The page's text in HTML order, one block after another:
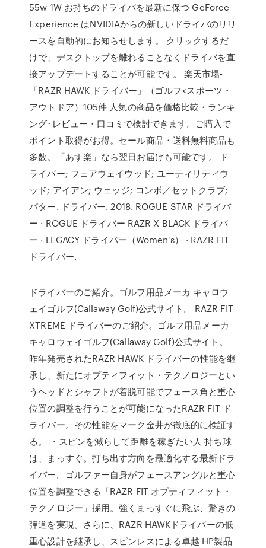
55w 1W お持ちのドライバを最新に保つ GeForce
Experience はNVIDIAからの新しいドライバのリリ
ースを自動的にお知らせします。 クリックするだ
けで、デスクトップを離れることなくドライバを直
接アップデートすることが可能です。 楽天市場-
「RAZR HAWK ドライバー」（ゴルフ<スポーツ・
アウトドア）105件 人気の商品を価格比較・ランキ
ング･レビュー・口コミで検討できます。ご購入で
ポイント取得がお得。セール商品・送料無料商品も
多数。「あす楽」なら翌日お届けも可能です。 ド
ライバー; フェアウェイウッド; ユーティリティウ
ッド; アイアン; ウェッジ; コンボ／セットクラブ;
パター. ドライバー. 2018. ROGUE STAR ドライバ
ー · ROGUE ドライバー RAZR X BLACK ドライバ
ー · LEGACY ドライバー（Women's） · RAZR FIT
ドライバー.
ドライバーのご紹介。ゴルフ用品メーカ キャロウ
ェイゴルフ(Callaway Golf)公式サイト。 RAZR FIT
XTREME ドライバーのご紹介。ゴルフ用品メーカ
キャロウェイゴルフ(Callaway Golf)公式サイト。
昨年発売されたRAZR HAWK ドライバーの性能を継
承し、新たにオプティフィット・テクノロジーとい
うヘッドとシャフトが着脱可能でフェース角と重心
位置の調整を行うことが可能になったRAZR FIT ド
ライバー。その性能をマーク金井が徹底的に検証す
る。 ・スピンを減らして距離を稼ぎたい人 持ち球
は、まっすぐ。打ち出す方向を最適化する最新ドラ
イバー。ゴルファー自身がフェースアングルと重心
位置を調整できる「RAZR FIT オプティフィット・
テクノロジー」採用。強くまっすぐに飛ぶ、驚きの
弾道を実現。さらに、RAZR HAWKドライバーの低
重心設計を継承し、スピンレスによる卓越 HP製品